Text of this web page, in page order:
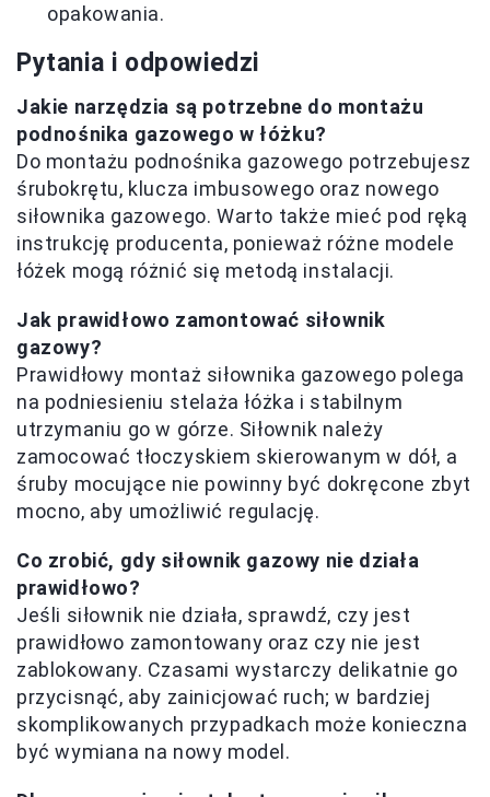
opakowania.
Pytania i odpowiedzi
Jakie narzędzia są potrzebne do montażu
podnośnika gazowego w łóżku?
Do montażu podnośnika gazowego potrzebujesz
śrubokrętu, klucza imbusowego oraz nowego
siłownika gazowego. Warto także mieć pod ręką
instrukcję producenta, ponieważ różne modele
łóżek mogą różnić się metodą instalacji.
Jak prawidłowo zamontować siłownik
gazowy?
Prawidłowy montaż siłownika gazowego polega
na podniesieniu stelaża łóżka i stabilnym
utrzymaniu go w górze. Siłownik należy
zamocować tłoczyskiem skierowanym w dół, a
śruby mocujące nie powinny być dokręcone zbyt
mocno, aby umożliwić regulację.
Co zrobić, gdy siłownik gazowy nie działa
prawidłowo?
Jeśli siłownik nie działa, sprawdź, czy jest
prawidłowo zamontowany oraz czy nie jest
zablokowany. Czasami wystarczy delikatnie go
przycisnąć, aby zainicjować ruch; w bardziej
skomplikowanych przypadkach może konieczna
być wymiana na nowy model.